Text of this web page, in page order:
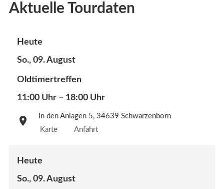
Aktuelle Tourdaten
Heute
So., 09. August
Oldtimertreffen
11:00 Uhr – 18:00 Uhr
In den Anlagen 5, 34639 Schwarzenborn
Karte
Anfahrt
Heute
So., 09. August